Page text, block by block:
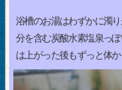
浴槽のお湯はわずかに濁
分を含む炭酸水素塩泉っ
は上がった後もずっと体